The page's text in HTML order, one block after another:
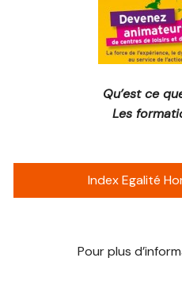
Qu’est ce
Les
Index Egalité
Pour plus